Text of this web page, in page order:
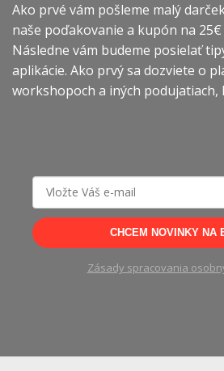
Možnosti
si
môžete
na
stránke
si
vybrať
na
Ako prvé vám pošleme malý
naše poďakovanie a kupón na
Následne vám budeme posielať
aplikácie. Ako prvý sa dozviete o
workshopoch a iných
CHCEM NOVINKY NA
Zásady spracovania